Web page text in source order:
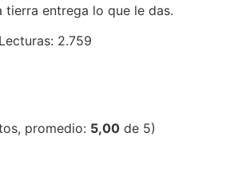
tierra entrega lo que le das.
2.759
promedio: 5,00 de 5)